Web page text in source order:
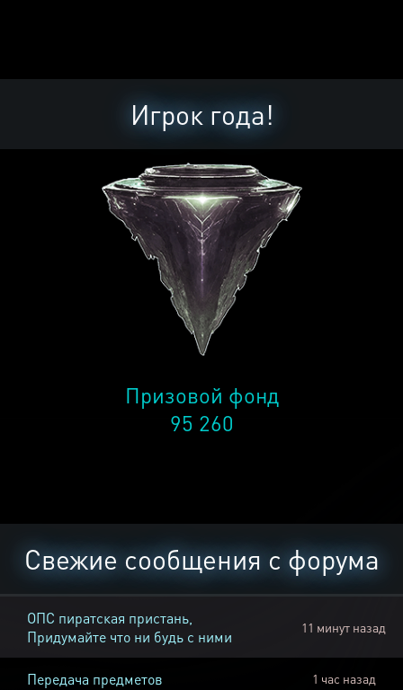
Игрок года!
Призовой фонд
95 260
Свежие сообщения с форума
ОПС пиратская пристань,
Придумайте что ни будь с ними
11 минут назад
Передача предметов 1 час назад